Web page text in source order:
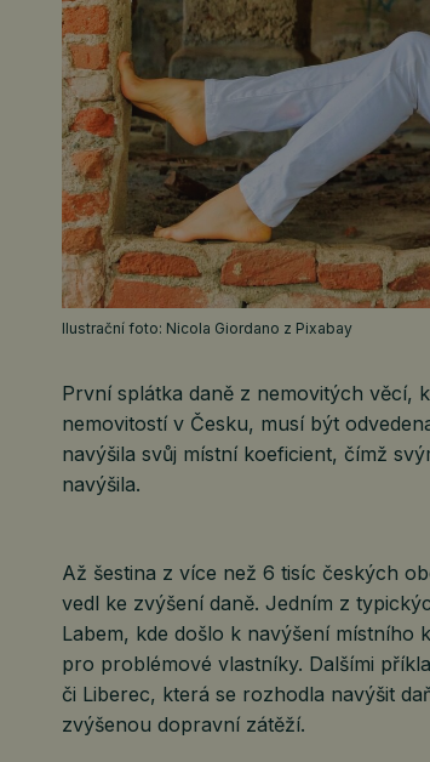
Ilustrační foto: Nicola Giordano z Pixabay
První splátka daně z nemovitých věcí,
nemovitostí v Česku, musí být
navýšila svůj místní koeficient, čímž
navýšila.
Až šestina z více než 6 tisíc českých
vedl ke zvýšení daně. Jedním z
Labem, kde došlo k navýšení místního
pro problémové vlastníky. Dalšími
či Liberec, která se rozhodla navýšit
zvýšenou dopravní zátěží.